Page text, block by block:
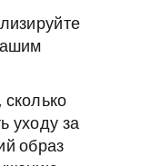
сколько
уходу за
образ